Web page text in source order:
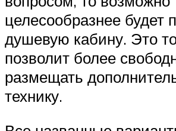
целесообразнее будет
душевую кабину. Это
позволит более
размещать
технику.